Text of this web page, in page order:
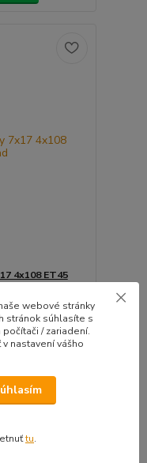
4x108 ET45
výrobcu GMP
Do 7 dní | Doprava
4ks zadarmo |
webové stránky
stránok súhlasíte s
/ zariadení.
nastavení vášho
tu.